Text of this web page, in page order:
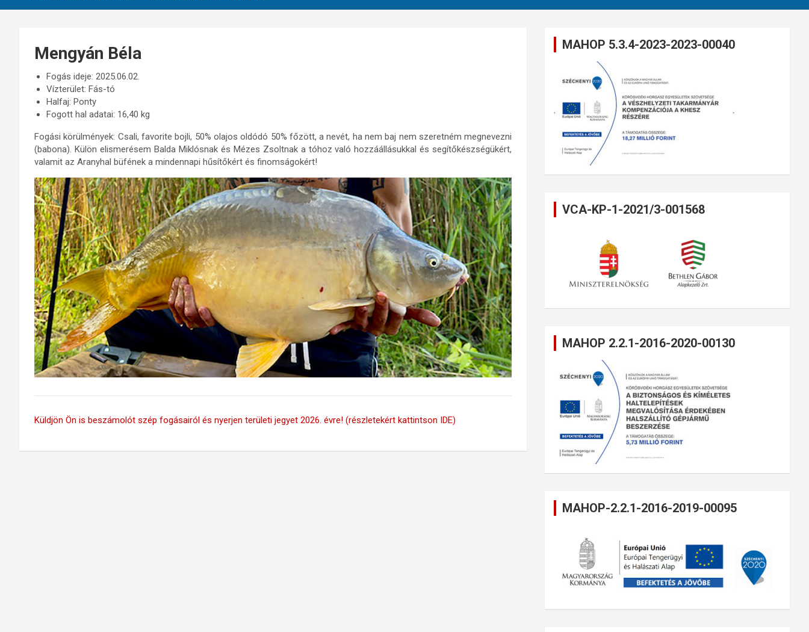
Mengyán Béla
Fogás ideje: 2025.06.02.
Vízterület: Fás-tó
Halfaj: Ponty
Fogott hal adatai: 16,40 kg
Fogási körülmények: Csali, favorite bojli, 50% olajos oldódó 50% főzött, a nevét, ha nem baj nem szeretném megnevezni
(babona). Külön elismerésem Balda Miklósnak és Mézes Zsoltnak a tóhoz való hozzáállásukkal és segítőkészségükért,
valamit az Aranyhal büfének a mindennapi hűsítőkért és finomságokért!
Küldjön Ön is beszámolót szép fogásairól és nyerjen területi jegyet 2026. évre! (részletekért kattintson IDE)
MAHOP 5.3.4-2023-2023-00040
VCA-KP-1-2021/3-001568
MAHOP 2.2.1-2016-2020-00130
MAHOP-2.2.1-2016-2019-00095